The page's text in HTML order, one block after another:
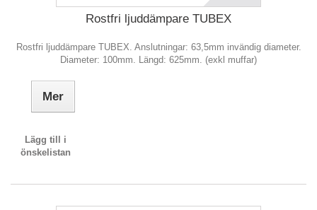
Rostfri ljuddämpare TUBEX
Rostfri ljuddämpare TUBEX. Anslutningar: 63,5mm invändig diameter.
Diameter: 100mm. Längd: 625mm. (exkl muffar)
Mer
Lägg till i
önskelistan